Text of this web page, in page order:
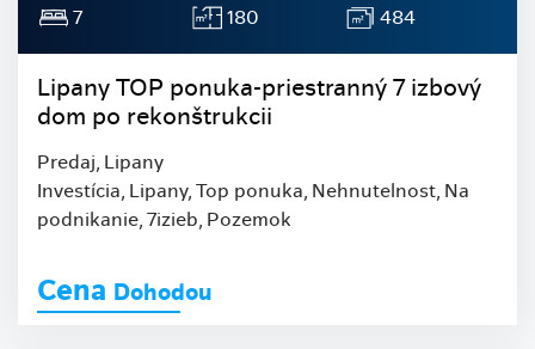
7 180 484
Lipany TOP ponuka-priestranný 7 izbový
dom po rekonštrukcii
Predaj, Lipany
Investícia, Lipany, Top ponuka, Nehnutelnost, Na
podnikanie, 7izieb, Pozemok
Cena Dohodou